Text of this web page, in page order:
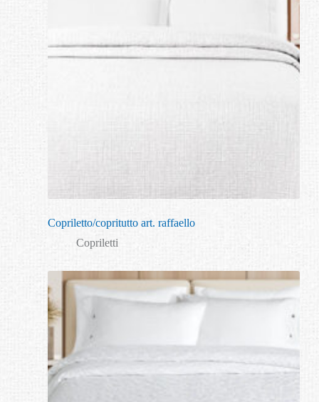
Copriletto/copritutto art. raffaello
Copriletti